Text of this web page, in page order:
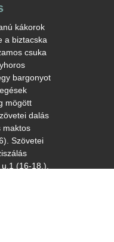
kákorok
a biztacska
csuka
bargonyot
mögött
dalás
maktos
Szövetei
(16-18.).